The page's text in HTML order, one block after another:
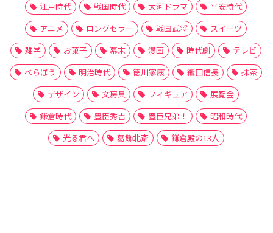
江戸時代 戦国時代 大河ドラマ
平安時代
アニメ
ロングセラー 戦国武将
スイーツ
雑学
お菓子 幕末 漫画 時代劇
テレビ
べらぼう
明治時代 徳川家康 織田信長
抹茶
デザイン
文房具 フィギュア
展覧会
鎌倉時代
豊臣秀吉 豊臣兄弟！
昭和時代
光る君へ
葛飾北斎 鎌倉殿の13人